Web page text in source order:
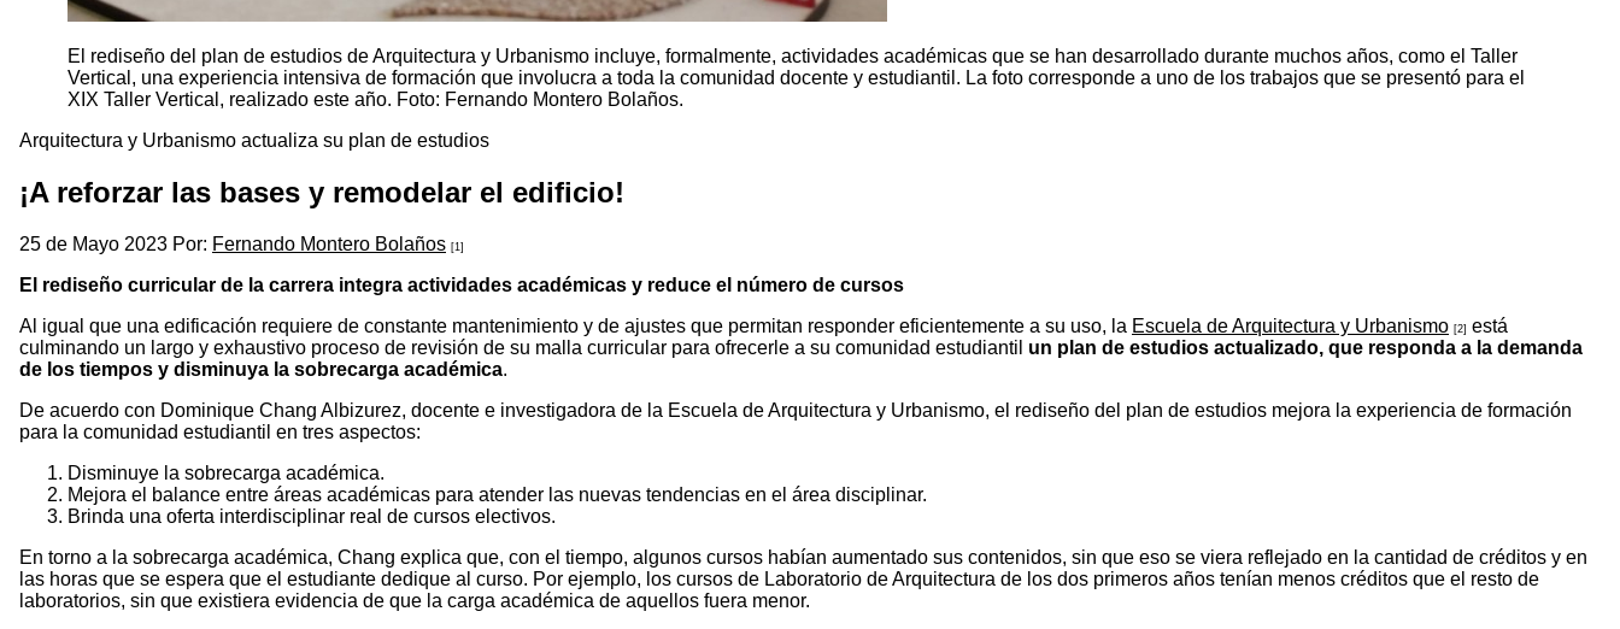
El rediseño del plan de estudios de Arquitectura y Urbanismo incluye, formalmente, actividades académicas que se han desarrollado durante muchos años, como el Taller
Vertical, una experiencia intensiva de formación que involucra a toda la comunidad docente y estudiantil. La foto corresponde a uno de los trabajos que se presentó para el
XIX Taller Vertical, realizado este año. Foto: Fernando Montero Bolaños.
Arquitectura y Urbanismo actualiza su plan de estudios
¡A reforzar las bases y remodelar el edificio!
25 de Mayo 2023 Por: Fernando Montero Bolaños [1]
El rediseño curricular de la carrera integra actividades académicas y reduce el número de cursos
Al igual que una edificación requiere de constante mantenimiento y de ajustes que permitan responder eficientemente a su uso, la Escuela de Arquitectura y Urbanismo [2] está
culminando un largo y exhaustivo proceso de revisión de su malla curricular para ofrecerle a su comunidad estudiantil un plan de estudios actualizado, que responda a la demanda
de los tiempos y disminuya la sobrecarga académica.
De acuerdo con Dominique Chang Albizurez, docente e investigadora de la Escuela de Arquitectura y Urbanismo, el rediseño del plan de estudios mejora la experiencia de formación
para la comunidad estudiantil en tres aspectos:
Disminuye la sobrecarga académica.
Mejora el balance entre áreas académicas para atender las nuevas tendencias en el área disciplinar.
Brinda una oferta interdisciplinar real de cursos electivos.
En torno a la sobrecarga académica, Chang explica que, con el tiempo, algunos cursos habían aumentado sus contenidos, sin que eso se viera reflejado en la cantidad de créditos y en
las horas que se espera que el estudiante dedique al curso. Por ejemplo, los cursos de Laboratorio de Arquitectura de los dos primeros años tenían menos créditos que el resto de
laboratorios, sin que existiera evidencia de que la carga académica de aquellos fuera menor.